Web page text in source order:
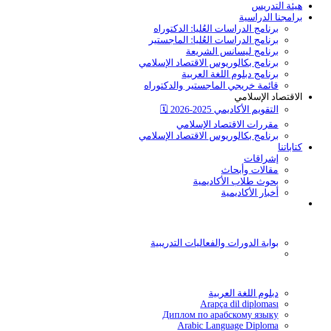
هيئة التدريس
برامجنا الدراسية
برنامج الدراسات العُليا: الدكتوراه
برنامج الدراسات العُليا: الماجستير
برنامج ليسانس الشريعة
برنامج بكالوريوس الاقتصاد الإسلامي
برنامج دبلوم اللغة العربية
قائمة خريجي الماجستير والدكتوراه
الاقتصاد الإسلامي
التقويم الأكاديمي 2025-2026 🗓️
مقررات الاقتصاد الإسلامي
برنامج بكالوريوس الاقتصاد الإسلامي
كتاباتنا
إشراقات
مقالات وأبحاث
بحوث طلاب الأكاديمية
أخبار الأكاديمية
بوابة الدورات والفعاليات التدريبية
دبلوم اللغة العربية
Arapça dil diploması
Диплом по арабскому языку
Arabic Language Diploma